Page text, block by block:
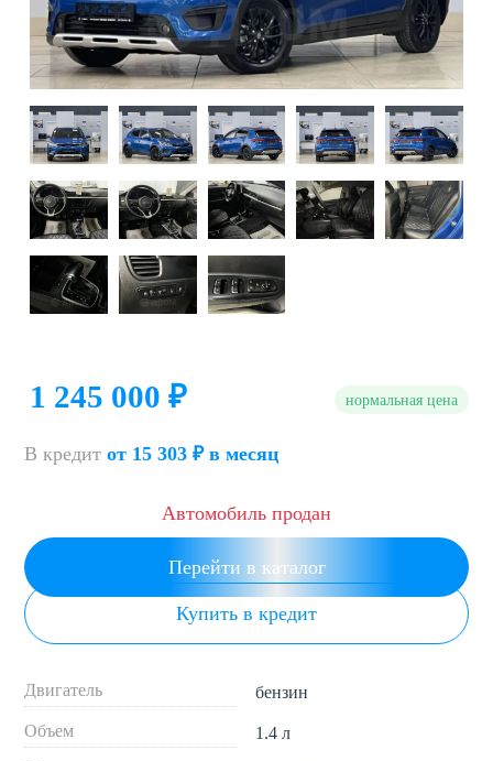
1 245 000 ₽ нормальная цена
В кредит от 15 303 ₽ в месяц
Автомобиль продан
Перейти в каталог
Купить в кредит
Двигатель бензин
Объем 1.4 л